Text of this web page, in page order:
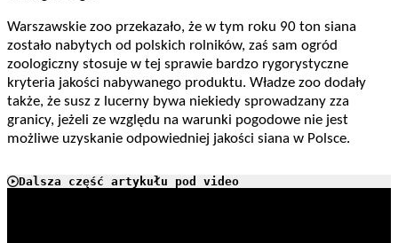
Warszawskie zoo przekazało, że w tym roku 90 ton siana
zostało nabytych od polskich rolników, zaś sam ogród
zoologiczny stosuje w tej sprawie bardzo rygorystyczne
kryteria jakości nabywanego produktu. Władze zoo dodały
także, że susz z lucerny bywa niekiedy sprowadzany zza
granicy, jeżeli ze względu na warunki pogodowe nie jest
możliwe uzyskanie odpowiedniej jakości siana w Polsce.
Dalsza część artykułu pod video